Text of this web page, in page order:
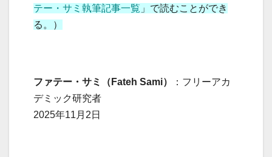
テー・サミ執筆記事一覧 」で読むことができ
る。）
ファテー・サミ（Fateh Sami）
：フリーアカ
デミック研究者
2025年11月2日